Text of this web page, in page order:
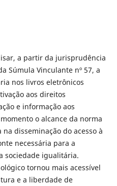
a partir da jurisprudência
Súmula Vinculante nº 57, a
nos livros eletrônicos
aos direitos
e informação aos
o alcance da norma
disseminação do acesso à
necessária para a
sociedade igualitária.
tornou mais acessível
e a liberdade de